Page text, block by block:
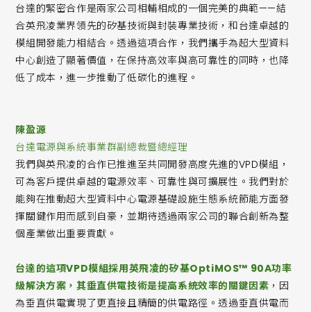
台達的緊密合作是兩家公司相輔相成的一個完美的典範——結
合英飛凌業界領先的矽基技術與封裝專業技術，和台達卓越的
模組開發能力相結合。透過這項合作，我們攜手為超大型資料
中心創造了顯著價值，在保持高效率與高可靠性的同時，也降
低了成本，進一步推動了低碳化的進程。
陳盈源
台達電源與系統事業群副總裁暨總經理
我們與英飛凌的合作已推進至共同開發高度先進的VPD模組，
可為客戶提供卓越的電源效率、可靠性與可擴展性。我們對於
能夠在推動超大型資料中心電源基礎設施生態系統節能方面發
揮關鍵作用而感到自豪，並期待透過兩家公司的聯合創新為整
個產業做出重要貢獻。
台達的這項VPD模組採用英飛凌的矽基OptiMOS™ 90A功率
級解決方案，其垂直供電技術是提高系統效率的關鍵因素 ，因
為垂直供電實現了更直接且精簡的供電路徑。透過垂直供電而